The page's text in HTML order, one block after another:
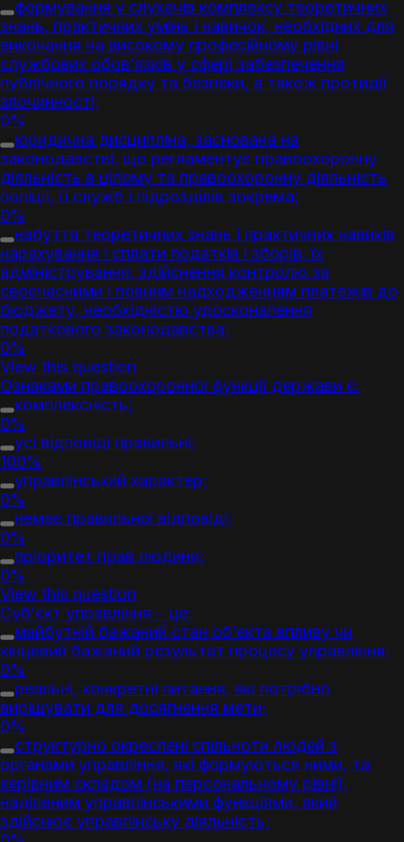
формування у слухачів комплексу теоретичних
знань, практичних умінь і навичок, необхідних для
виконання на високому професійному рівні
службових обов’язків у сфері забезпечення
публічного порядку та безпеки, а також протидії
злочинності;
0%
юридична дисципліна, заснована на
законодавстві, що регламентує правоохоронну
діяльність в цілому та правоохоронну діяльність
поліції, її служб і підрозділів зокрема;
0%
набуття теоретичних знань і практичних навиків
нарахування і сплати податків і зборів, їх
адміністрування, здійснення контролю за
своєчасними і повним надходженням платежів до
бюджету, необхідністю удосконалення
податкового законодавства;
0%
View this question
Ознаками правоохоронної функції держави є:
комплексність;
0%
усі відповіді правильні;
100%
управлінський характер;
0%
немає правильної відповіді;
0%
пріоритет прав людини;
0%
View this question
Суб’єкт управління – це:
майбутній бажаний стан об’єкта впливу чи
кінцевий бажаний результат процесу управління;
0%
реальні, конкретні питання, які потрібно
вирішувати для досягнення мети;
0%
структурно окреслені спільноти людей з
органами управління, які формуються ними, та
керівним складом (на персональному рівні),
наділеним управлінськими функціями, який
здійснює управлінську діяльність;